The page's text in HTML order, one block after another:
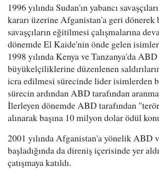
1996 yılında Sudan'ın yabancı
kararı üzerine Afganistan'a geri dönerek
savaşçıların eğitilmesi çalışmalarına
dönemde El Kaide'nin önde gelen
1998 yılında Kenya ve Tanzanya'da ABD
büyükelçiliklerine düzenlenen
icra edilmesi sürecinde lider isimlerden
sürecin ardından ABD tarafından
İlerleyen dönemde ABD tarafından
alınarak başına 10 milyon dolar ödül
2001 yılında Afganistan'a yönelik ABD
başladığında da direniş içerisinde yer
çatışmaya katıldı.